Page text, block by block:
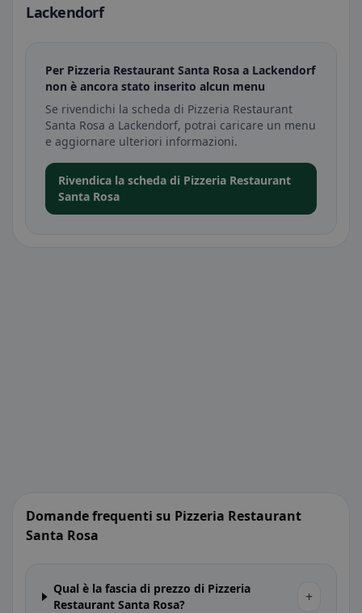
Lackendorf
Per Pizzeria Restaurant Santa Rosa a Lackendorf
non è ancora stato inserito alcun menu
Se rivendichi la scheda di Pizzeria Restaurant
Santa Rosa a Lackendorf, potrai caricare un menu
e aggiornare ulteriori informazioni.
Rivendica la scheda di Pizzeria Restaurant
Santa Rosa
Domande frequenti su Pizzeria Restaurant
Santa Rosa
Qual è la fascia di prezzo di Pizzeria
Restaurant Santa Rosa?
+